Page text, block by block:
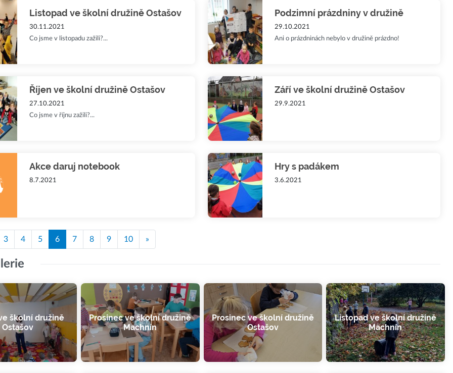
Listopad ve školní družině Ostašov
30.11.2021
Co jsme v listopadu zažili?...
Podzimní prázdniny v družině
29.10.2021
Ani o prázdninách nebylo v družině prázdno!
Říjen ve školní družině Ostašov
27.10.2021
Co jsme v říjnu zažili?...
Září ve školní družině Ostašov
29.9.2021
Akce daruj notebook
8.7.2021
Hry s padákem
3.6.2021
3 4 5 6 7 8 9 10 »
školní družině
Ostašov
Prosinec ve školní družině
Machnín
Prosinec ve školní družině
Ostašov
Listopad ve školní družině
Machnín